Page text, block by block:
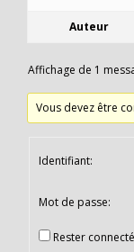
Auteur
Affichage de 1
Vous devez être
Identifiant:
Mot de passe:
Rester connecté